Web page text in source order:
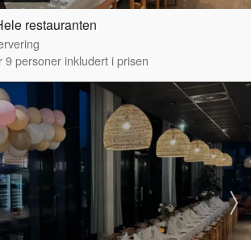
restauranten
personer inkludert i prisen